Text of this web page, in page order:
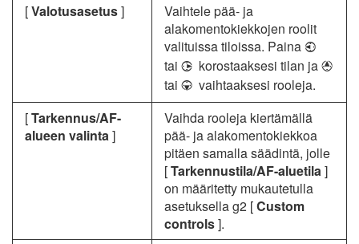
[Valotusasetus]
Vaihtele pää- ja
alakomentokiekkojen roolit
valituissa tiloissa. Paina 4
tai 2 korostaaksesi tilan ja 1
tai 3 vaihtaaksesi rooleja.
[Tarkennus/AF-
alueen valinta]
Vaihda rooleja kiertämällä
pää- ja alakomentokiekkoa
pitäen samalla säädintä, jolle
[Tarkennustila/AF-aluetila]
on määritetty mukautetulla
asetuksella g2 [Custom
controls].